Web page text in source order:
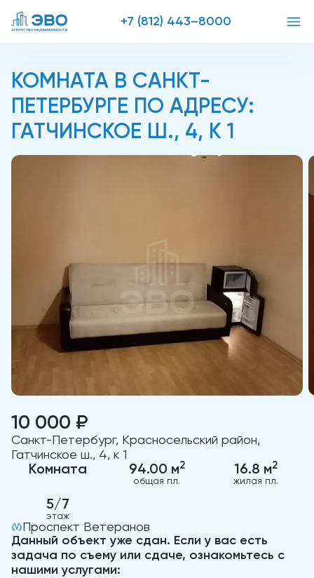
+7 (812) 443–8000
КОМНАТА В САНКТ-
ПЕТЕРБУРГЕ ПО АДРЕСУ:
ГАТЧИНСКОЕ Ш., 4, К 1
10 000 ₽
Санкт-Петербург, Красносельский район,
Гатчинское ш., 4, к 1
Комната 94.00 м2
общая пл.
16.8 м2
жилая пл.
5/7
этаж
Проспект Ветеранов
Данный объект уже сдан. Если у вас есть
задача по съему или сдаче, ознакомьтесь с
нашими услугами: